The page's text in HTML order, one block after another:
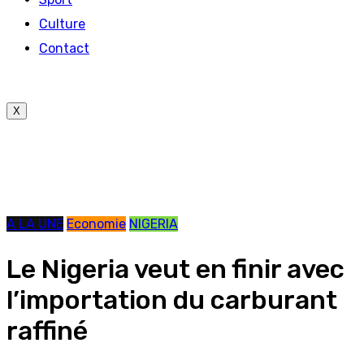
Culture
Contact
X
A LA UNE Economie NIGERIA
Le Nigeria veut en finir avec
l’importation du carburant
raffiné